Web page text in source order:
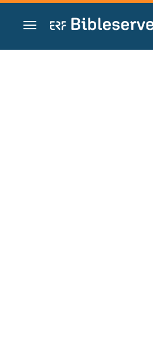
Zum Inhalt springen